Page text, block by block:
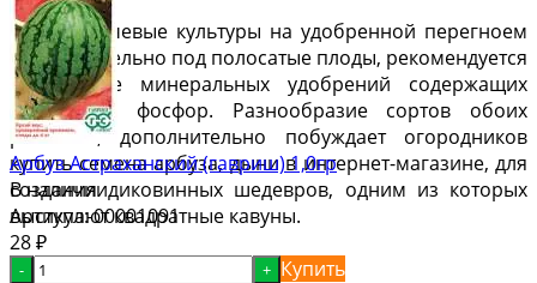
Растут бахчевые культуры на удобренной перегноем
почве. Отдельно под полосатые плоды, рекомендуется
добавление минеральных удобрений содержащих
калий или фосфор. Разнообразие сортов обоих
растений, дополнительно побуждает огородников
купить семена арбуза, дыни в интернет-магазине, для
создания диковинных шедевров, одним из которых
выступают квадратные кавуны.
Арбуз Астраханский (гавриш) 1,0гр
В наличии
Артикул:00001091
28 ₽
- + Купить